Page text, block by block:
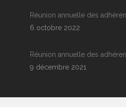
Réunion annuelle des
6 octobre 2022
Réunion annuelle des
9 décembre 2021